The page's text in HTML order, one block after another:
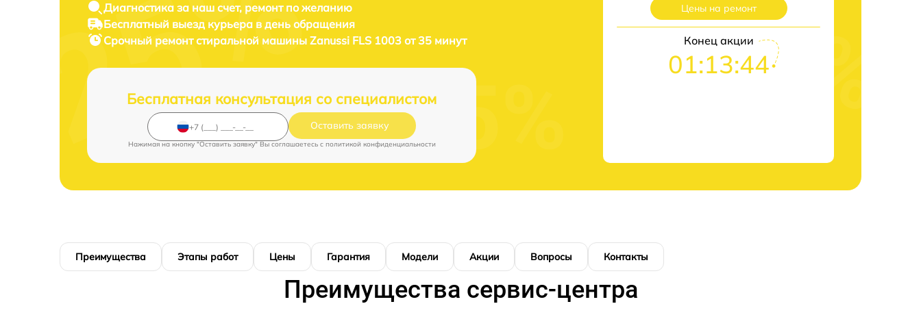
Диагностика за наш счет, ремонт по желанию
Бесплатный выезд курьера в день обращения
Срочный ремонтстиральной машины Zanussi FLS 1003 от 35 минут
Бесплатная консультация со специалистом
Оставить заявку
Нажимая на кнопку "Оставить заявку" Вы соглашаетесь c политикой конфиденциальности
Цены на ремонт
Конец акции
01:13:43
Преимущества Этапы работ Цены Гарантия Модели Акции Вопросы Контакты
Преимущества сервис-центра